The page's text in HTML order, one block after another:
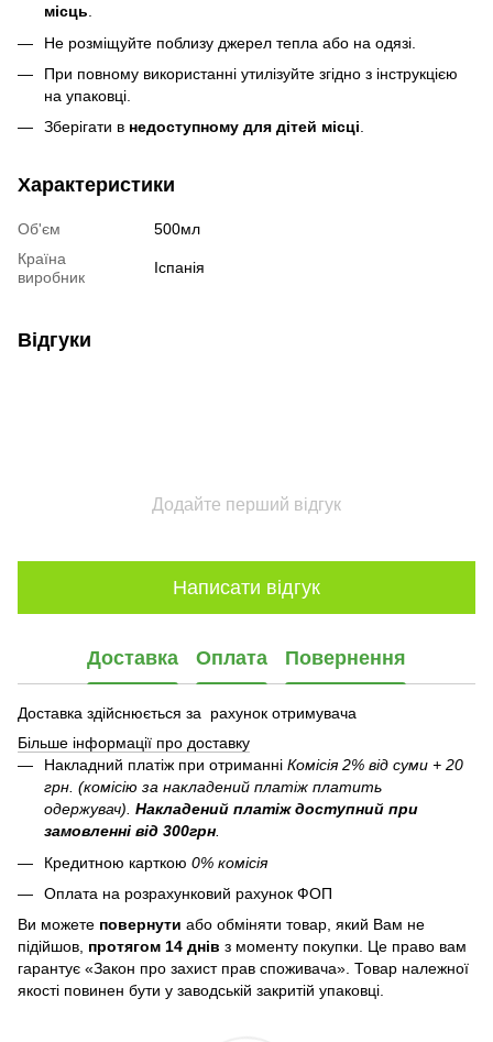
місць
Не розміщуйте поблизу джерел тепла або на одязі.
При повному використанні утилізуйте згідно з інструкцією
на упаковці.
Зберігати в недоступному для дітей місці.
Характеристики
Об'єм
500мл
Країна
виробник
Іспанія
Відгуки
Додайте перший відгук
Написати відгук
Доставка Оплата Повернення
Доставка здійснюється за рахунок отримувача
Більше інформації про доставку
Накладний платіж при отриманні Комісія 2% від суми + 20
грн. (комісію за накладений платіж платить
одержувач). Накладений платіж доступний при
замовленні від 300грн.
Кредитною карткою 0% комісія
Оплата на розрахунковий рахунок ФОП
Ви можете повернути або обміняти товар, який Вам не
підійшов, протягом 14 днів з моменту покупки. Це право вам
гарантує «Закон про захист прав споживача». Товар належної
якості повинен бути у заводській закритій упаковці.